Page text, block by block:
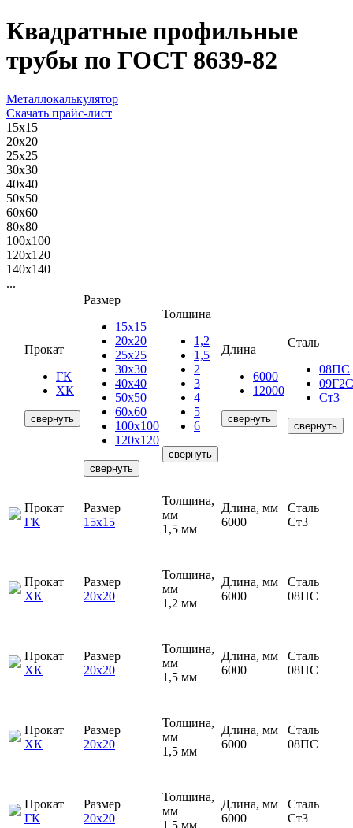
Квадратные профильные
трубы по ГОСТ 8639-82
Металлокалькулятор
Скачать прайс-лист
15х15
20х20
25х25
30х30
40х40
50х50
60х60
80х80
100х100
120х120
140х140
...
Прокат
ГК
ХК
свернуть
Размер
15х15
20х20
25х25
30х30
40х40
50х50
60х60
100х100
120х120
свернуть
Толщина
1,2
1,5
2
3
4
5
6
свернуть
Длина
6000
12000
свернуть
Сталь
08ПС
09Г2С
Ст3
свернуть
Прокат
ГК
Размер
15х15
Толщина,
мм
1,5 мм
Длина, мм
6000
Сталь
Ст3
Прокат
ХК
Размер
20х20
Толщина,
мм
1,2 мм
Длина, мм
6000
Сталь
08ПС
Прокат
ХК
Размер
20х20
Толщина,
мм
1,5 мм
Длина, мм
6000
Сталь
08ПС
Прокат
ХК
Размер
20х20
Толщина,
мм
1,5 мм
Длина, мм
6000
Сталь
08ПС
Прокат
ГК
Размер
20х20
Толщина,
мм
1,5 мм
Длина, мм
6000
Сталь
Ст3